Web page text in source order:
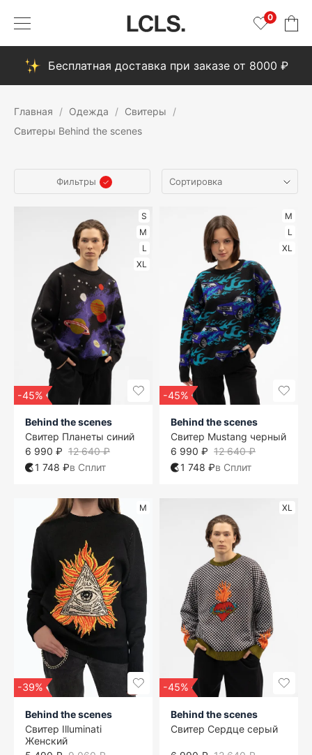
0
Бесплатная доставка при заказе от 8000 ₽
Главная Одежда
Свитеры
Свитеры Behind the scenes
Фильтры
S
M
L
XL
-45%
Behind the scenes
Свитер Планеты синий
12 640 ₽
6 990 ₽
1 748 ₽в Сплит
M
L
XL
-45%
Behind the scenes
Свитер Mustang черный
12 640 ₽
6 990 ₽
1 748 ₽в Сплит
M
-39%
Behind the scenes
Свитер Illuminati
Женский
XL
-45%
Behind the scenes
Свитер Сердце серый